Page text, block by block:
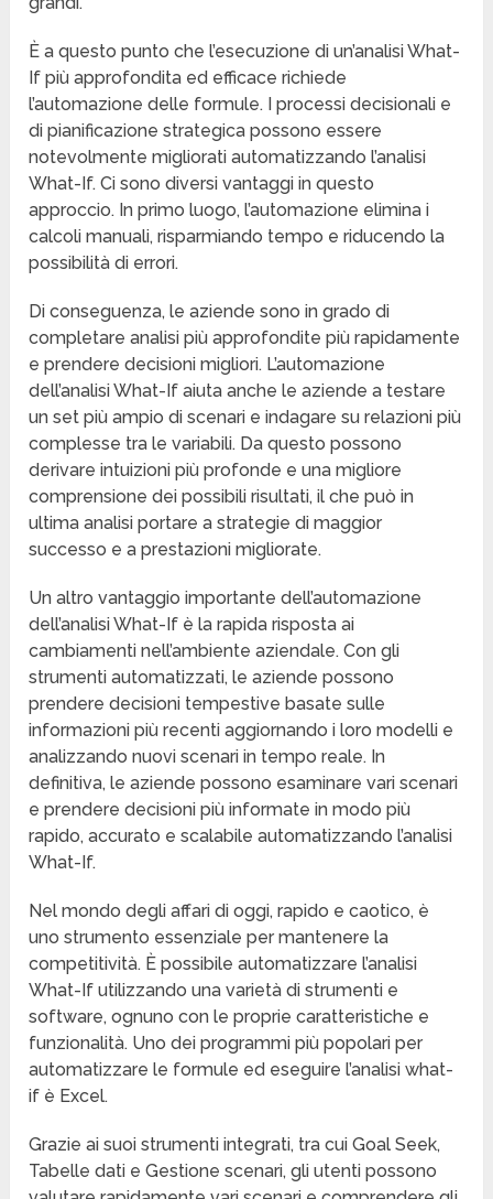
È a questo punto che l’esecuzione di un’analisi What-
If più approfondita ed efficace richiede
l’automazione delle formule. I processi decisionali e
di pianificazione strategica possono essere
notevolmente migliorati automatizzando l’analisi
What-If. Ci sono diversi vantaggi in questo
approccio. In primo luogo, l’automazione elimina i
calcoli manuali, risparmiando tempo e riducendo la
possibilità di errori.
Di conseguenza, le aziende sono in grado di
completare analisi più approfondite più rapidamente
e prendere decisioni migliori. L’automazione
dell’analisi What-If aiuta anche le aziende a testare
un set più ampio di scenari e indagare su relazioni più
complesse tra le variabili. Da questo possono
derivare intuizioni più profonde e una migliore
comprensione dei possibili risultati, il che può in
ultima analisi portare a strategie di maggior
successo e a prestazioni migliorate.
Un altro vantaggio importante dell’automazione
dell’analisi What-If è la rapida risposta ai
cambiamenti nell’ambiente aziendale. Con gli
strumenti automatizzati, le aziende possono
prendere decisioni tempestive basate sulle
informazioni più recenti aggiornando i loro modelli e
analizzando nuovi scenari in tempo reale. In
definitiva, le aziende possono esaminare vari scenari
e prendere decisioni più informate in modo più
rapido, accurato e scalabile automatizzando l’analisi
What-If.
Nel mondo degli affari di oggi, rapido e caotico, è
uno strumento essenziale per mantenere la
competitività. È possibile automatizzare l’analisi
What-If utilizzando una varietà di strumenti e
software, ognuno con le proprie caratteristiche e
funzionalità. Uno dei programmi più popolari per
automatizzare le formule ed eseguire l’analisi what-
if è Excel.
Grazie ai suoi strumenti integrati, tra cui Goal Seek,
Tabelle dati e Gestione scenari, gli utenti possono